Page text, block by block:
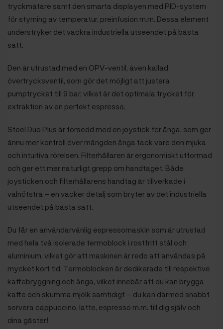
tryckmätare samt den smarta displayen med PID-system
för styrning av temperatur, preinfusion m.m. Dessa element
understryker det vackra industriella utseendet på bästa
sätt.
Den är utrustad med en OPV-ventil, även kallad
övertrycksventil, som gör det möjligt att justera
pumptrycket till 9 bar, vilket är det optimala trycket för
extraktion av en perfekt espresso.
Steel Duo Plus är försedd med en joystick för ånga, som ger
ännu mer kontroll över mängden ånga tack vare den mjuka
och intuitiva rörelsen. Filterhållaren är ergonomiskt utformad
och ger ett mer naturligt grepp om handtaget. Både
joysticken och filterhållarens handtag är tillverkade i
valnötsträ – en vacker detalj som bryter av det industriella
utseendet på bästa sätt.
Du får en användarvänlig espressomaskin som är utrustad
med hela två isolerade termoblock i rostfritt stål och
aluminium, vilket gör att maskinen är redo att användas på
mycket kort tid. Termoblocken är dedikerade till respektive
kaffebryggning och ånga, vilket innebär att du kan brygga
kaffe och skumma mjölk samtidigt – du kan därmed snabbt
servera cappuccino, latte, espresso m.m. till dig själv och
dina gäster!